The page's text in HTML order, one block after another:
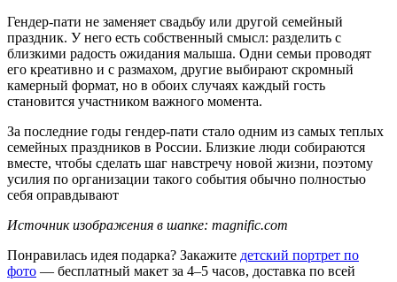
Гендер-пати не заменяет свадьбу или другой семейный
праздник. У него есть собственный смысл: разделить с
близкими радость ожидания малыша. Одни семьи проводят
его креативно и с размахом, другие выбирают скромный
камерный формат, но в обоих случаях каждый гость
становится участником важного момента.
За последние годы гендер-пати стало одним из самых теплых
семейных праздников в России. Близкие люди собираются
вместе, чтобы сделать шаг навстречу новой жизни, поэтому
усилия по организации такого события обычно полностью
себя оправдывают
Источник изображения в шапке: magnific.com
Понравилась идея подарка? Закажите детский портрет по
фото — бесплатный макет за 4–5 часов, доставка по всей